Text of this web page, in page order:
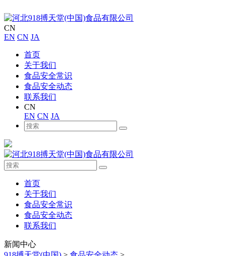
CN
EN CN JA
首页
关于我们
食品安全常识
食品安全动态
联系我们
CN
EN CN JA
首页
关于我们
食品安全常识
食品安全动态
联系我们
新闻中心